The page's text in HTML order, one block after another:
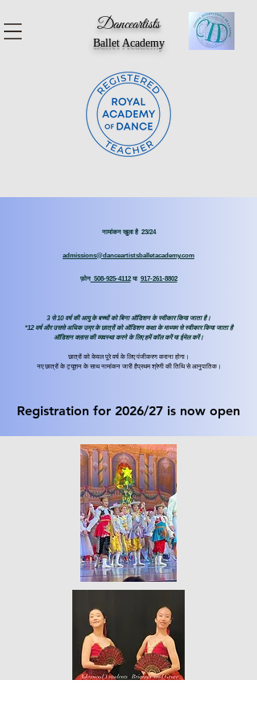
Danceartists
Ballet Academy
नामांकन खुला है 23/24
admissions@danceartistsballetacademy.com
फ़ोन508-925-4112या 917-261-8802
3 से 10 वर्ष की आयु के बच्चों को बिना ऑडिशन के स्वीकार किया जाता है।
*12 वर्ष और उससे अधिक उम्र के छात्रों को ऑडिशन कक्षा के माध्यम से स्वीकार किया जाता है
ऑडिशन क्लास की व्यवस्था करने के लिए हमें कॉल करें या ईमेल करें।
छात्रों को केवल पूरे वर्ष के लिए पंजीकरण कराना होगा।
नए छात्रों के ट्यूशन के साथ नामांकन जारी हैप्रथम श्रेणी की तिथि से आनुपातिक।
Registration for 2026/27 is now open
Registration for 2026/27 is now open